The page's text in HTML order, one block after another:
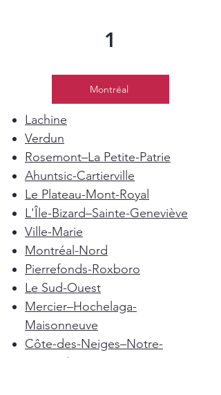
1
Montréal
Lachine
Verdun
Rosemont–La Petite-Patrie
Ahuntsic-Cartierville
Le Plateau-Mont-Royal
L'Île-Bizard–Sainte-Geneviève
Ville-Marie
Montréal-Nord
Pierrefonds-Roxboro
Le Sud-Ouest
Mercier–Hochelaga-
Maisonneuve
Côte-des-Neiges–Notre-
Dame-de-Grâce